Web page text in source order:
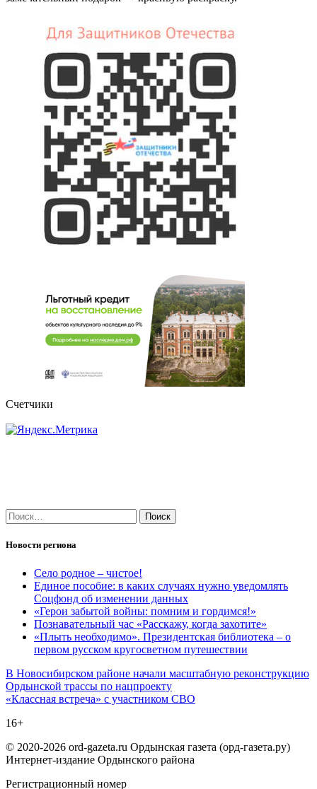
Счетчики
Найти:
Новости региона
Село родное – чистое!
Единое пособие: в каких случаях нужно уведомлять
Соцфонд об изменении данных
«Герои забытой войны: помним и гордимся!»
Познавательный час «Расскажу, когда захотите»
«Плыть необходимо». Президентская библиотека – о
первом русском кругосветном путешествии
Навигация
по
В Новосибирском районе начали масштабную реконструкцию
Ордынской трассы по нацпроекту
«Классная встреча» с участником СВО
16+
© 2020-2026 ord-gazeta.ru Ордынская газета (орд-газета.ру)
Интернет-издание Ордынского района
Регистрационный номер